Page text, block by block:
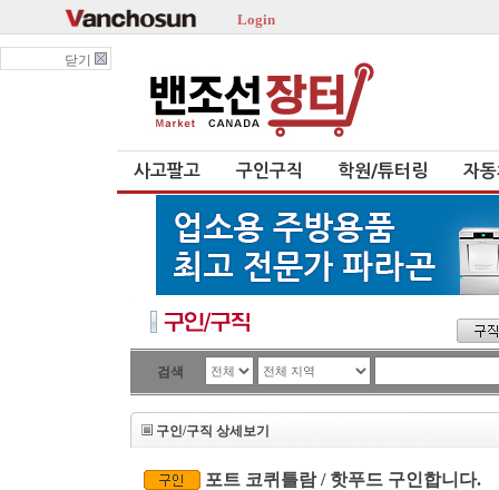
Login
닫기
사고팔고 구인구직 학원/튜터링 자
검색
구인/구직 상세보기
포트 코퀴틀람 / 핫푸드 구인합니다.